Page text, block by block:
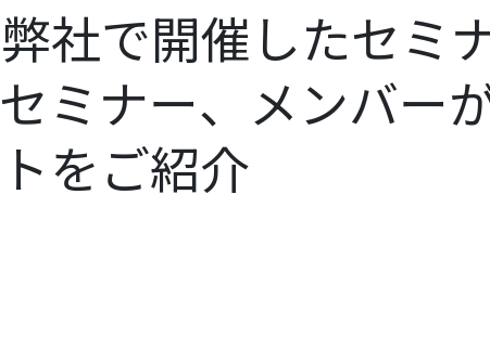
弊社で開催したセミ
ミナー、メンバー
をご紹介